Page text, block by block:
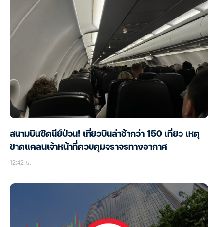
สนามบินซิดนีย์ป่วน! เที่ยวบินล่าช้ากว่า 150 เที่ยว เหตุ
ขาดแคลนเจ้าหน้าที่ควบคุมจราจรทางอากาศ
12:42 น.